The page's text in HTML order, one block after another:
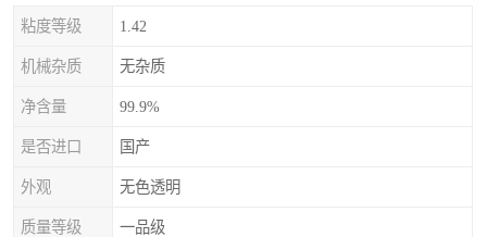
粘度等级 1.42
机械杂质 无杂质
净含量 99.9%
是否进口 国产
外观 无色透明
质量等级 一品级